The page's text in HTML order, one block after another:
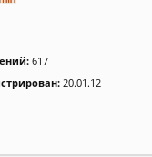
617
20.01.12